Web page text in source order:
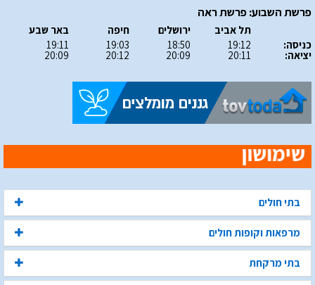
פרשת השבוע: פרשת ראה
כניסה:
יציאה:
תל אביב
19:12
20:11
ירושלים
18:50
20:09
חיפה
19:03
20:12
באר שבע
19:11
20:09
בתי חולים
מרפאות וקופות חולים
בתי מרקחת